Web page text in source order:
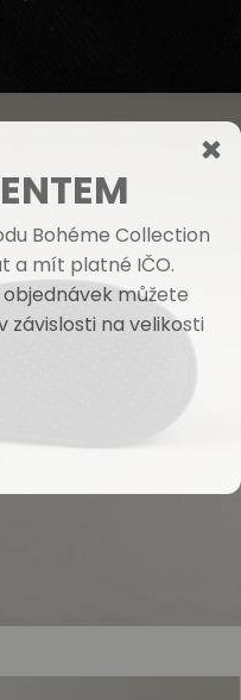
Bohéme Collection
a mít platné IČO.
můžete
závislosti na velikosti